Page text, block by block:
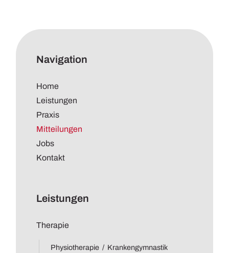
Navigation
Home
Leistungen
Praxis
Mitteilungen
Jobs
Kontakt
Leistungen
Therapie
Physiotherapie / Krankengymnastik